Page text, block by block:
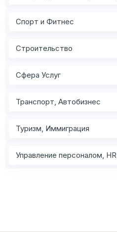
Спорт и Фитнес
Строительство
Сфера Услуг
Транспорт, Автобизнес
Туризм, Иммиграция
Управление персоналом, HR